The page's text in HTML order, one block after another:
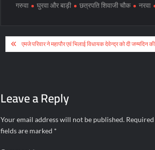
गरुवा घुरवा और बाड़ी छत्रपति शिवाजी चौक नरवा
Post
navigation
एमजे परिवार ने महापौर एवं भिलाई विधायक देवेन्द्र को दी जन्मदिन
Leave a Reply
Your email address will not be published. Required
fields are marked *